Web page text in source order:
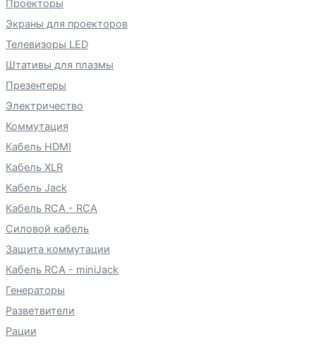
Проекторы
Экраны для проекторов
Телевизоры LED
Штативы для плазмы
Презентеры
Электричество
Коммутация
Кабель HDMI
Кабель XLR
Кабель Jack
Кабель RCA - RCA
Силовой кабель
Защита коммутации
Кабель RCA - miniJack
Генераторы
Разветвители
Рации